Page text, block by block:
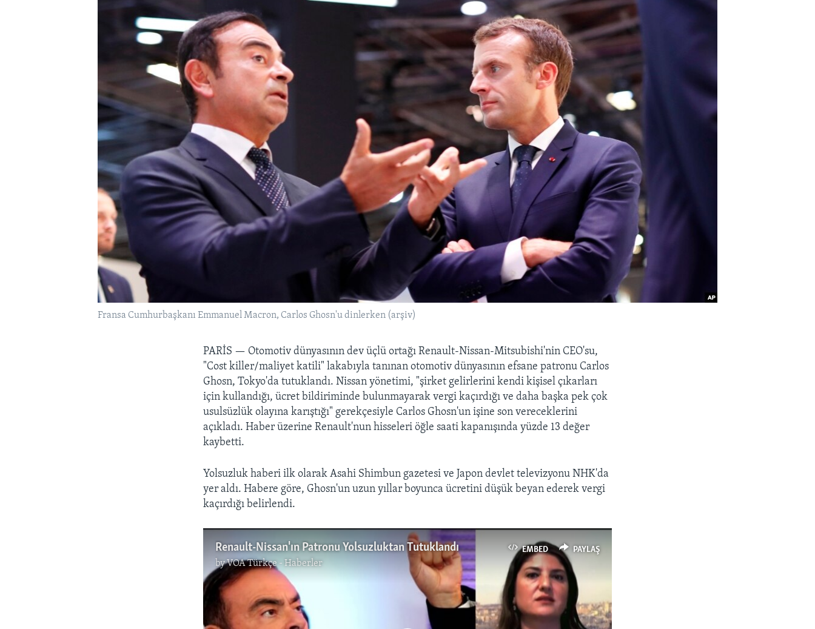
Fransa Cumhurbaşkanı Emmanuel Macron, Carlos Ghosn'u dinlerken (arşiv)
PARİS — Otomotiv dünyasının dev üçlü ortağı Renault-Nissan-Mitsubishi'nin CEO'su,
"Cost killer/maliyet katili" lakabıyla tanınan otomotiv dünyasının efsane patronu Carlos
Ghosn, Tokyo'da tutuklandı. Nissan yönetimi, "şirket gelirlerini kendi kişisel çıkarları
için kullandığı, ücret bildiriminde bulunmayarak vergi kaçırdığı ve daha başka pek çok
usulsüzlük olayına karıştığı" gerekçesiyle Carlos Ghosn'un işine son vereceklerini
açıkladı. Haber üzerine Renault'nun hisseleri öğle saati kapanışında yüzde 13 değer
kaybetti.
Yolsuzluk haberi ilk olarak Asahi Shimbun gazetesi ve Japon devlet televizyonu NHK'da
yer aldı. Habere göre, Ghosn'un uzun yıllar boyunca ücretini düşük beyan ederek vergi
kaçırdığı belirlendi.
EMBED PAYLAŞ
Renault-Nissan'ın Patronu Yolsuzluktan Tutuklandı
byVOA Türkçe - Haberler